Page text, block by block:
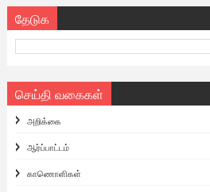
தேடுக
செய்தி வகைகள்
அறிக்கை
ஆர்ப்பாட்டம்
காணொளிகள்